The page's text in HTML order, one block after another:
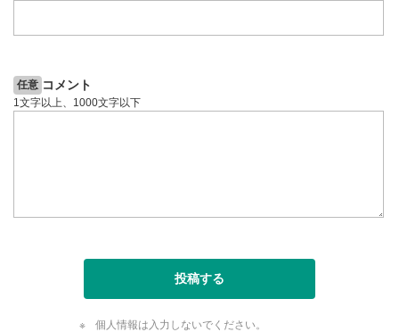
任意 コメント
1文字以上、1000文字以下
投稿する
個人情報は入力しないでください。